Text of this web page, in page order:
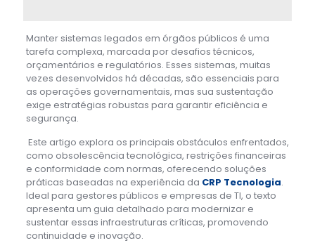
Manter sistemas legados em órgãos públicos é uma
tarefa complexa, marcada por desafios técnicos,
orçamentários e regulatórios. Esses sistemas, muitas
vezes desenvolvidos há décadas, são essenciais para
as operações governamentais, mas sua sustentação
exige estratégias robustas para garantir eficiência e
segurança.
Este artigo explora os principais obstáculos enfrentados,
como obsolescência tecnológica, restrições financeiras
e conformidade com normas, oferecendo soluções
práticas baseadas na experiência da CRP Tecnologia.
Ideal para gestores públicos e empresas de TI, o texto
apresenta um guia detalhado para modernizar e
sustentar essas infraestruturas críticas, promovendo
continuidade e inovação.